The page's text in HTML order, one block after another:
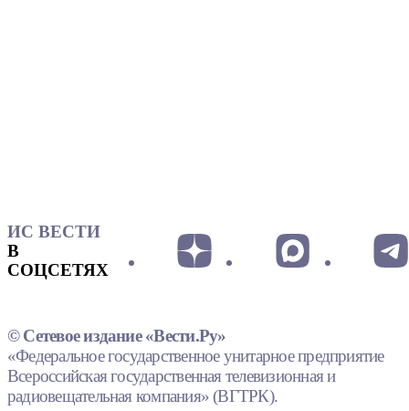
ИС ВЕСТИ
В
СОЦСЕТЯХ
© Сетевое издание «Вести.Ру»
«Федеральное государственное унитарное предприятие
Всероссийская государственная телевизионная и
радиовещательная компания» (ВГТРК).